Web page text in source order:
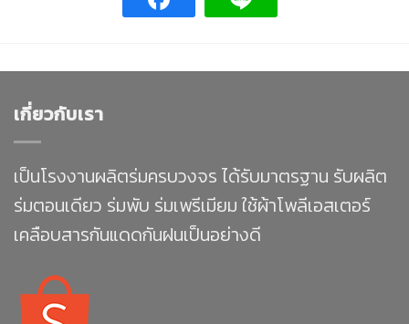
เกี่ยวกับเรา
เป็นโรงงานผลิตร่มครบวงจร ได้รับมาตรฐาน รับผลิต
ร่มตอนเดียว ร่มพับ ร่มเพรีเมียม ใช้ผ้าโพลีเอสเตอร์
เคลือบสารกันแดดกันฝนเป็นอย่างดี